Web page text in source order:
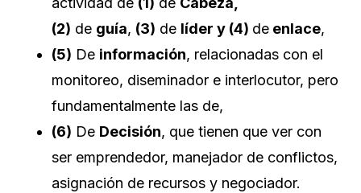
(2) de guía, (3) de líder y (4) de enlace,
(5) De información, relacionadas con el
monitoreo, diseminador e interlocutor, pero
fundamentalmente las de,
(6) De Decisión, que tienen que ver con
ser emprendedor, manejador de conflictos,
asignación de recursos y negociador.